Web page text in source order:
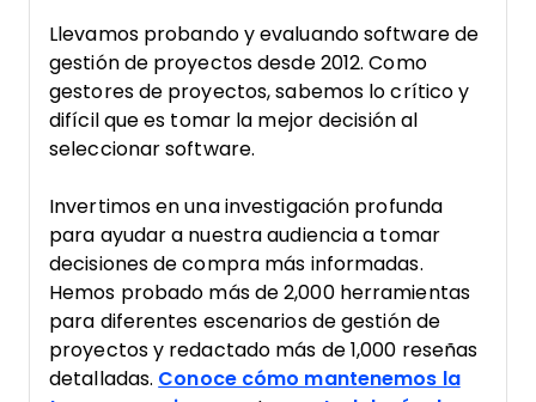
Llevamos probando y evaluando software de
gestión de proyectos desde 2012. Como
gestores de proyectos, sabemos lo crítico y
difícil que es tomar la mejor decisión al
seleccionar software.
Invertimos en una investigación profunda
para ayudar a nuestra audiencia a tomar
decisiones de compra más informadas.
Hemos probado más de 2,000 herramientas
para diferentes escenarios de gestión de
proyectos y redactado más de 1,000 reseñas
detalladas. Conoce cómo mantenemos la